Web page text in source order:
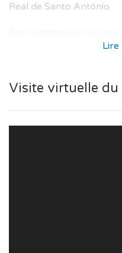
Real de Santo António.
de Vila Nova de Cacela
propriétaires, avec un
La résidence vous
Lire
Visite virtuelle du